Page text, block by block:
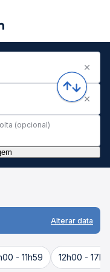
(opcional)
Alterar data
- 11h59 12h00 -